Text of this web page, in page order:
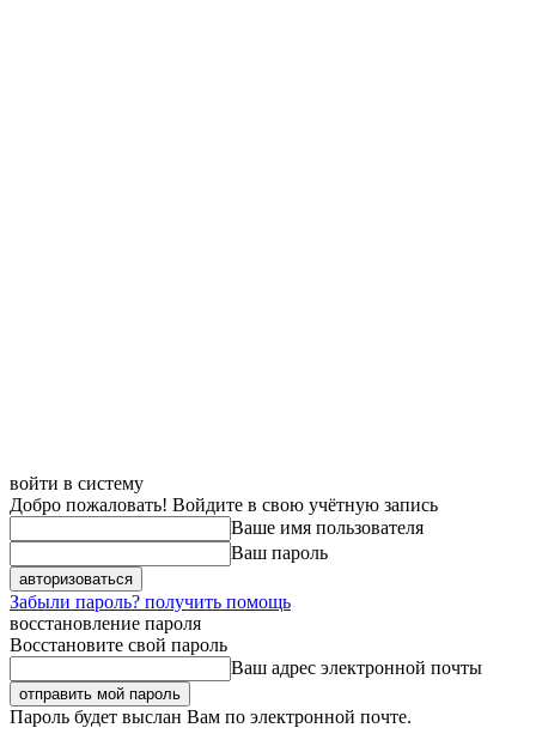
войти в систему
Добро пожаловать! Войдите в свою учётную запись
Ваше имя пользователя
Ваш пароль
Забыли пароль? получить помощь
восстановление пароля
Восстановите свой пароль
Ваш адрес электронной почты
Пароль будет выслан Вам по электронной почте.